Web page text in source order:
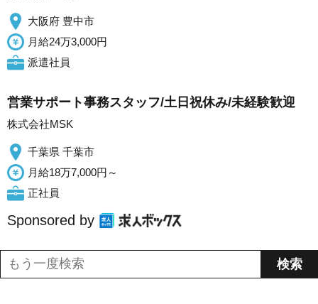
大阪府 豊中市
月給24万3,000円
派遣社員
営業サポート事務スタッフ/土日祝休み/未経験歓迎
株式会社MSK
千葉県 千葉市
月給18万7,000円～
正社員
Sponsored by